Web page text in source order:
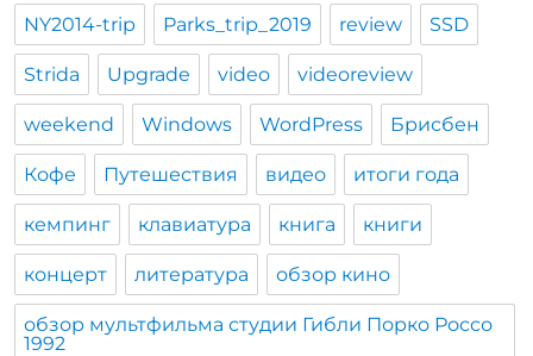
NY2014-trip Parks_trip_2019 review SSD
Strida Upgrade video videoreview
weekend Windows WordPress Брисбен
Кофе Путешествия видео итоги года
кемпинг клавиатура книга книги
концерт литература обзор кино
обзор мультфильма студии Гибли Порко Россо
1992